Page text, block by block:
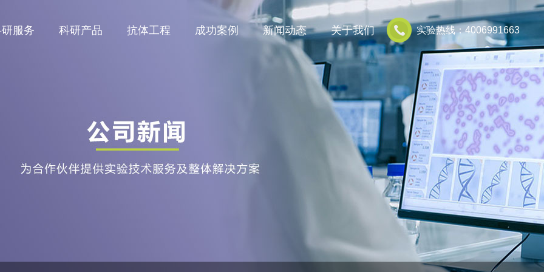
实验热线：4006991663
服务 科研产品 抗体工程 成功案例 新闻动态 关于我们